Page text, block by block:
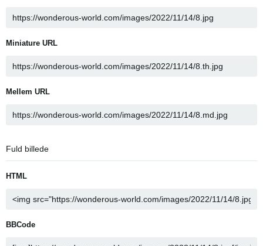
Miniature URL
Mellem URL
Fuld billede
HTML
BBCode